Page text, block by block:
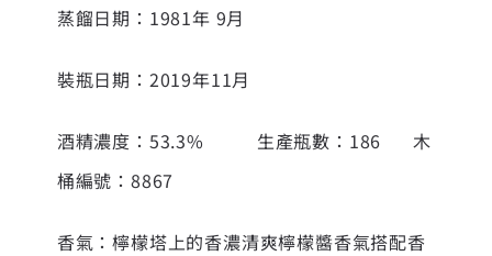
蒸餾日期：1981年 9月
裝瓶日期：2019年11月
酒精濃度：53.3% 生產瓶數：186 木
桶編號：8867
香氣：檸檬塔上的香濃清爽檸檬醬香氣搭配香